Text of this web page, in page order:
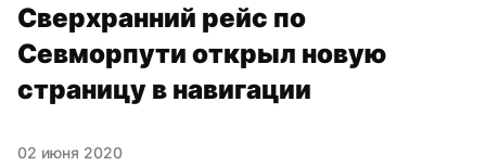
Сверхранний рейс по
Севморпути открыл новую
страницу в навигации
02 июня 2020